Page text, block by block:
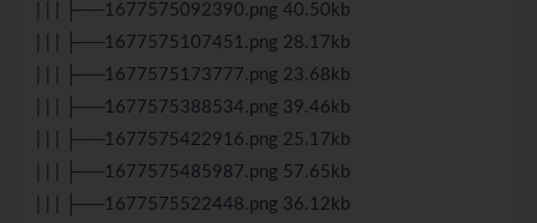
| | | ├──1677575092390.png 40.50kb
| | | ├──1677575107451.png 28.17kb
| | | ├──1677575173777.png 23.68kb
| | | ├──1677575388534.png 39.46kb
| | | ├──1677575422916.png 25.17kb
| | | ├──1677575485987.png 57.65kb
| | | ├──1677575522448.png 36.12kb